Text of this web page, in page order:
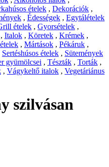
ételek , Dekorációk ,
, Édességek , Egytálételek
ételek , Gyorsételek ,
, Italok , Köretek , Krémek ,
, Mártások , Pékáruk ,
Sertéshúsos ételek , Sütemények
gyümölcsei , Tészták , Torták ,
, Vágykeltő italok , Vegetáriánus
szilvásan